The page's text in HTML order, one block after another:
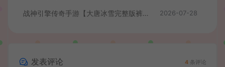
战神引擎传奇手游【大唐冰雪完整版裤衩7.0免授权】最新整理Win系特色服务端+GM授权后台+安卓苹果双端+详细搭建教程 2026-07-28
发表评论 4 条评论